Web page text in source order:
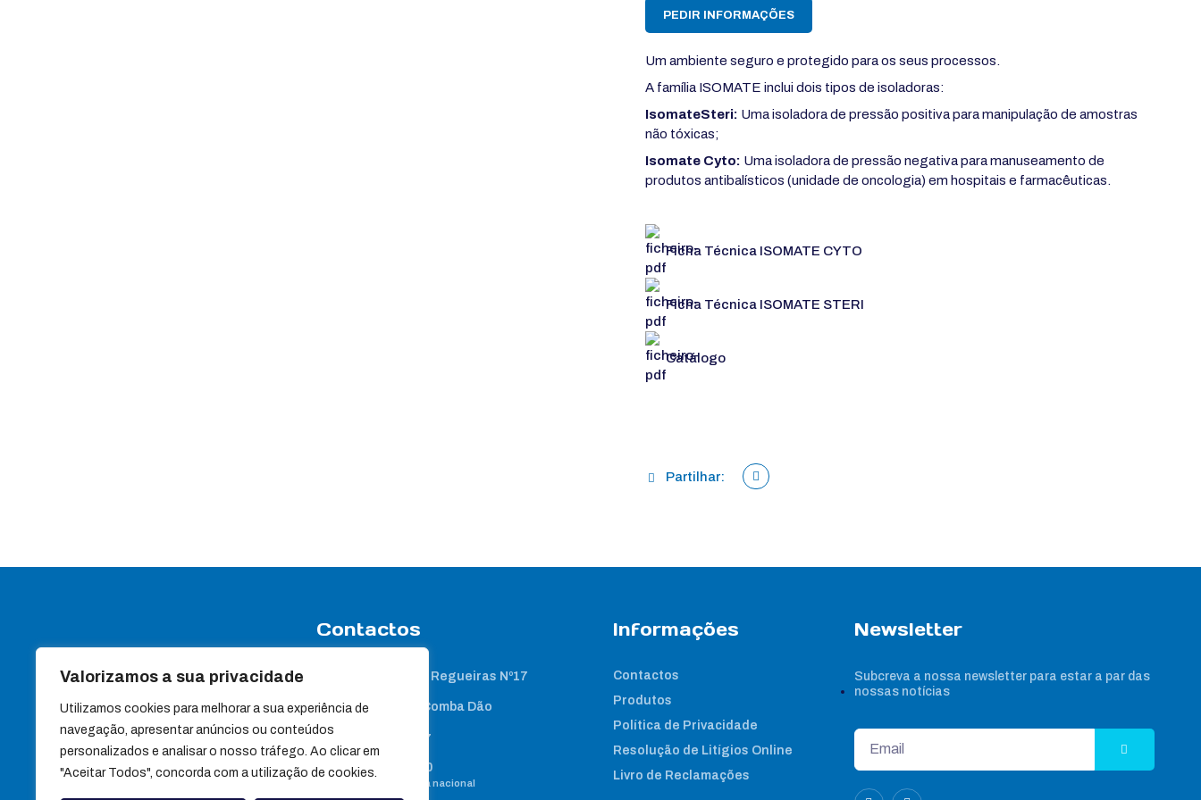
Valorizamos a sua privacidade
Utilizamos cookies para melhorar a sua experiência de
navegação, apresentar anúncios ou conteúdos
personalizados e analisar o nosso tráfego. Ao clicar em
"Aceitar Todos", concorda com a utilização de cookies.
PEDIR INFORMAÇÕES
Um ambiente seguro e protegido para os seus processos.
A família ISOMATE inclui dois tipos de isoladoras:
IsomateSteri: Uma isoladora de pressão positiva para manipulação de amostras
não tóxicas;
Isomate Cyto: Uma isoladora de pressão negativa para manuseamento de
produtos antibalísticos (unidade de oncologia) em hospitais e farmacêuticas.
Ficha Técnica ISOMATE CYTO
Ficha Técnica ISOMATE STERI
Catálogo
Partilhar:
Contactos
Rua Travessa das Regueiras Nº17
3440-358 Santa Comba Dão
(+351) 232 882 267
(+351) 232 888 460
Chamada para rede fixa nacional
Informações
Contactos
Produtos
Política de Privacidade
Resolução de Litígios Online
Livro de Reclamações
Newsletter
Subcreva a nossa newsletter para estar a par das
nossas notícias